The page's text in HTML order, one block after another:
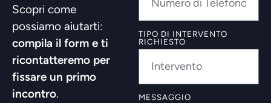
Scopri come
possiamo aiutarti:
compila il form e ti
ricontatteremo per
fissare un primo
incontro.
TIPO DI INTERVENTO
RICHIESTO
MESSAGGIO